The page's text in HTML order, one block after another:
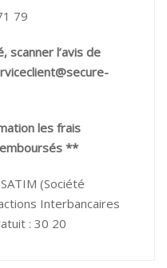
79
scanner l’avis de
les frais
**
(Société
Interbancaires
: 30 20